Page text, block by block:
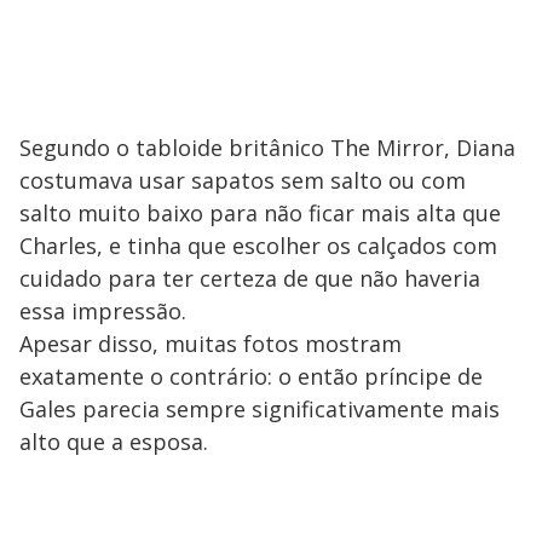
Segundo o tabloide britânico The Mirror, Diana
costumava usar sapatos sem salto ou com
salto muito baixo para não ficar mais alta que
Charles, e tinha que escolher os calçados com
cuidado para ter certeza de que não haveria
essa impressão.
Apesar disso, muitas fotos mostram
exatamente o contrário: o então príncipe de
Gales parecia sempre significativamente mais
alto que a esposa.